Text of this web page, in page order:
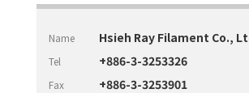
Name
Hsieh Ray Filament Co.,
Tel +886-3-3253326
Fax +886-3-3253901